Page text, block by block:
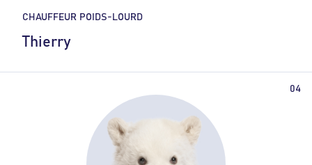
CHAUFFEUR POIDS-LOURD
Thierry